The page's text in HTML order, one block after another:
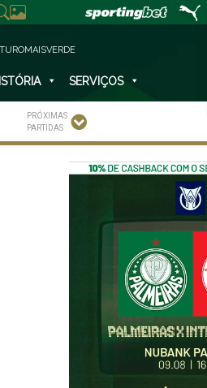
SERVIÇOS
PRÓXIMAS
PARTIDAS